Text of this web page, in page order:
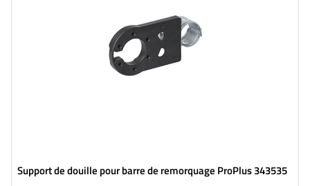
Support de douille pour barre de remorquage ProPlus 343535